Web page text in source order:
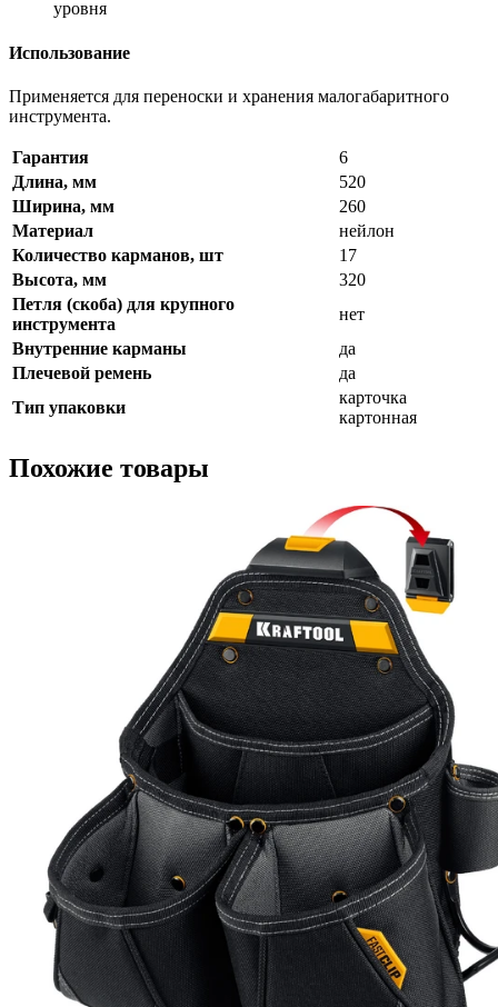
уровня
Использование
Применяется для переноски и хранения малогабаритного
инструмента.
Гарантия
6
Длина, мм
520
Ширина, мм
260
Материал
нейлон
Количество карманов, шт
17
Высота, мм
320
Петля (скоба) для крупного
инструмента
нет
Внутренние карманы
да
Плечевой ремень
да
Тип упаковки
карточка
картонная
Похожие товары